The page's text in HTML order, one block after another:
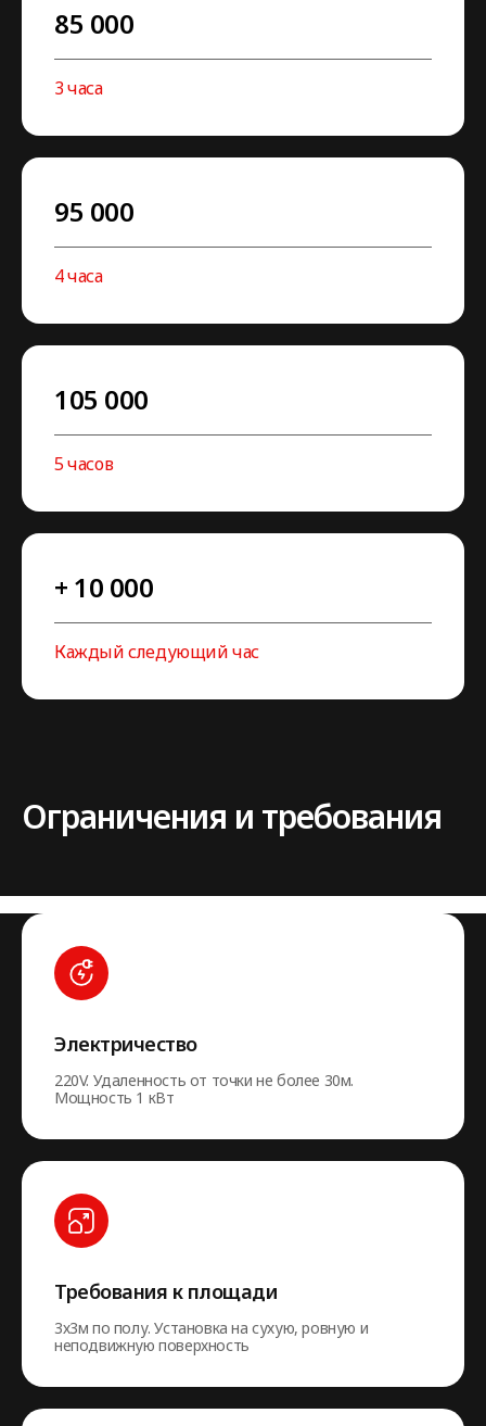
85 000
3 часа
95 000
4 часа
105 000
5 часов
+ 10 000
Каждый следующий час
Ограничения и требования
Электричество
220V. Удаленность от точки не более 30м.
Мощность 1 кВт
Требования к площади
3х3м по полу. Установка на сухую, ровную и
неподвижную поверхность